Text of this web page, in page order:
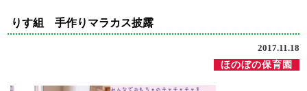
りす組 手作りマラカス披露
2017.11.18
ほのぼの保育園